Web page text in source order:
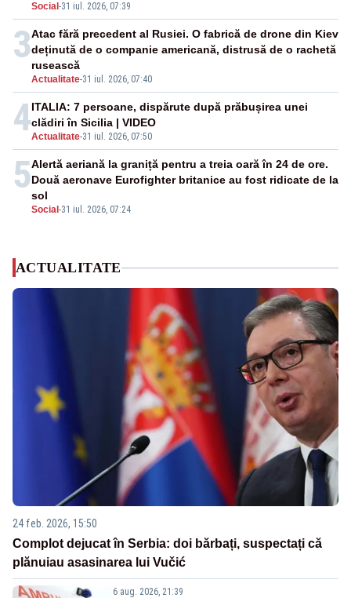
Social -31 iul. 2026, 07:39
3
Actualitate-31 iul. 2026, 07:40
Atac fără precedent al Rusiei. O fabrică de drone din Kiev
deținută de o companie americană, distrusă de o rachetă
rusească
4Actualitate-31 iul. 2026, 07:50
ITALIA: 7 persoane, dispărute după prăbușirea unei
clădiri în Sicilia | VIDEO
5
Social -31 iul. 2026, 07:24
Alertă aeriană la graniță pentru a treia oară în 24 de ore.
Două aeronave Eurofighter britanice au fost ridicate de la
sol
ACTUALITATE
24 feb. 2026, 15:50
Complot dejucat în Serbia: doi bărbați, suspectați că
plănuiau asasinarea lui Vučić
6 aug. 2026, 21:39